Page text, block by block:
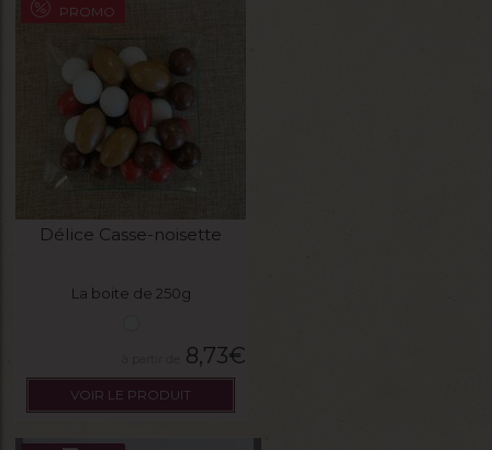
PROMO
Délice Casse-noisette
La boite de 250g
8,73€
VOIR LE PRODUIT